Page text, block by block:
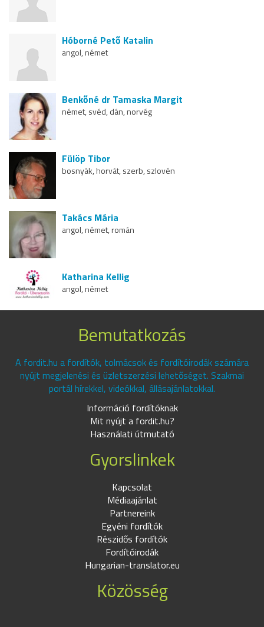
Hóborné Pető Katalin
angol, német
Benkőné dr Tamaska Margit
német, svéd, dán, norvég
Fülöp Tibor
bosnyák, horvát, szerb, szlovén
Takács Mária
angol, német, román
Katharina Kellig
angol, német
Bemutatkozás
A fordit.hu a fordítók, tolmácsok és fordítóirodák számára
nyújt megjelenési és üzletszerzési lehetőséget. Szakmai
portál hírekkel, videókkal, állásajánlatokkal.
Információ fordítóknak
Mit nyújt a fordit.hu?
Használati útmutató
Gyorslinkek
Kapcsolat
Médiaajánlat
Partnereink
Egyéni fordítók
Részidős fordítók
Fordítóirodák
Hungarian-translator.eu
Közösség